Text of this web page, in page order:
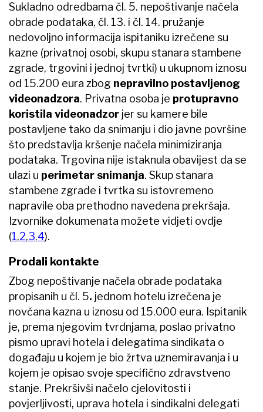
Sukladno odredbama čl. 5. nepoštivanje načela
obrade podataka, čl. 13. i čl. 14. pružanje
nedovoljno informacija ispitaniku izrečene su
kazne (privatnoj osobi, skupu stanara stambene
zgrade, trgovini i jednoj tvrtki) u ukupnom iznosu
od 15.200 eura zbog nepravilno postavljenog
videonadzora. Privatna osoba je protupravno
koristila videonadzor jer su kamere bile
postavljene tako da snimanju i dio javne površine
što predstavlja kršenje načela minimiziranja
podataka. Trgovina nije istaknula obavijest da se
ulazi u perimetar snimanja. Skup stanara
stambene zgrade i tvrtka su istovremeno
napravile oba prethodno navedena prekršaja.
Izvornike dokumenata možete vidjeti ovdje
(1,2,3,4).
Prodali kontakte
Zbog nepoštivanje načela obrade podataka
propisanih u čl. 5. jednom hotelu izrečena je
novčana kazna u iznosu od 15.000 eura. Ispitanik
je, prema njegovim tvrdnjama, poslao privatno
pismo upravi hotela i delegatima sindikata o
događaju u kojem je bio žrtva uznemiravanja i u
kojem je opisao svoje specifično zdravstveno
stanje. Prekršivši načelo cjelovitosti i
povjerljivosti, uprava hotela i sindikalni delegati